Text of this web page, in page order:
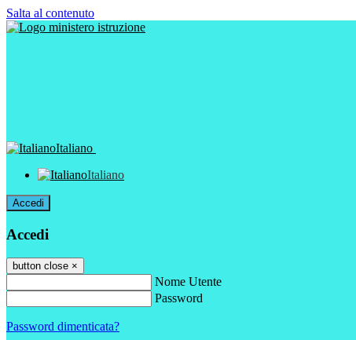
Salta al contenuto
Italiano
Italiano
Accedi
Accedi
button close ×
Nome Utente
Password
Password dimenticata?